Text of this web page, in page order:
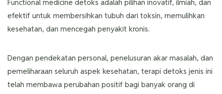
Functional medicine detoks adalah pilihan inovatif, ilmiah, dan
efektif untuk membersihkan tubuh dari toksin, memulihkan
kesehatan, dan mencegah penyakit kronis.
Dengan pendekatan personal, penelusuran akar masalah, dan
pemeliharaan seluruh aspek kesehatan, terapi detoks jenis ini
telah membawa perubahan positif bagi banyak orang di